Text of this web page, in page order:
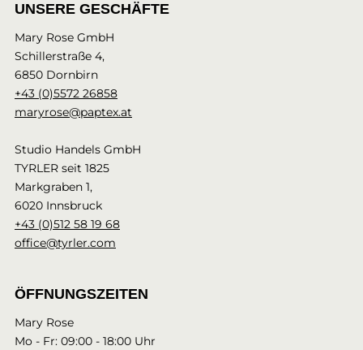
UNSERE GESCHÄFTE
Mary Rose GmbH
Schillerstraße 4,
6850 Dornbirn
+43 (0)5572 26858
maryrose@paptex.at
Studio Handels GmbH
TYRLER seit 1825
Markgraben 1,
6020 Innsbruck
+43 (0)512 58 19 68
office@tyrler.com
ÖFFNUNGSZEITEN
Mary Rose
Mo - Fr: 09:00 - 18:00 Uhr